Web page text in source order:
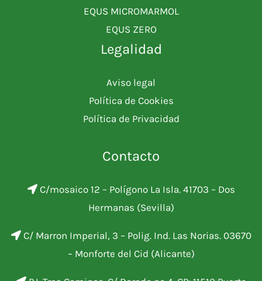
EQUS MICROMARMOL
EQUS ZERO
Legalidad
Aviso legal
Política de Cookies
Política de Privacidad
Contacto
C/mosaico 12 – Polígono La Isla. 41703 – Dos
Hermanas (Sevilla)
C/ Marron Imperial, 3 – Polig. Ind. Las Norias. 03670
– Monforte del Cid (Alicante)